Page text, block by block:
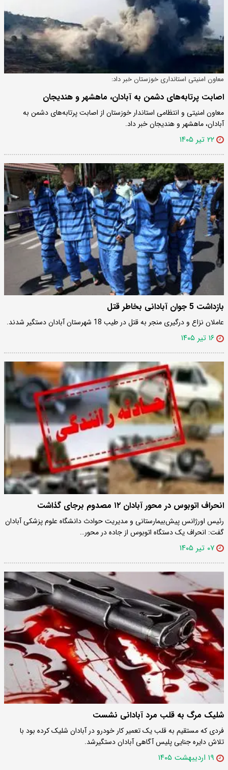
معاون امنیتی استانداری خوزستان خبر داد:
اصابت پرتابه‌های دشمن به آبادان، ماهشهر و هندیجان
معاون امنیتی و انتظامی استاندار خوزستان از اصابت پرتابه‌های دشمن به
آبادان، ماهشهر و هندیجان خبر داد.
۲۲ تیر ۱۴۰۵
بازداشت 5 جوان آبادانی بخاطر قتل
عاملان نزاع و درگیری منجر به قتل در طیب 18 شهرستان آبادان دستگیر شدند.
۱۶ تیر ۱۴۰۵
انحراف اتوبوس در محور آبادان ۱۲ مصدوم برجای گذاشت
رئیس اورژانس پیش‌بیمارستانی و مدیریت حوادث دانشگاه علوم پزشکی آبادان
گفت: انحراف یک دستگاه اتوبوس از جاده در محور…
۰۷ تیر ۱۴۰۵
شلیک مرگ به قلب مرد آبادانی نشست
فردی که مستقیم به قلب یک تعمیر کار خودرو در آبادان شلیک کرده بود با
تلاش دایره جنایی پلیس آگاهی آبادان دستگیرشد.
۱۹ اردیبهشت ۱۴۰۵